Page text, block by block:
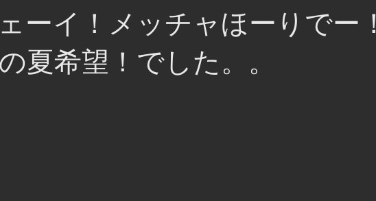
ーイ！メッチャほーりでー！
夏希望！でした。。